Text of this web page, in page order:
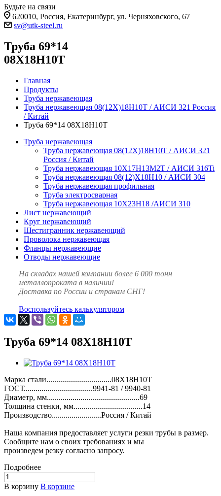
Будьте на связи
620010, Россия, Екатеринбург, ул. Черняховского, 67
sv@utk-steel.ru
Труба 69*14
08Х18Н10Т
Главная
Продукты
Труба нержавеющая
Труба нержавеющая 08(12Х)18Н10Т / АИСИ 321 Россия
/ Китай
Труба 69*14 08Х18Н10Т
Труба нержавеющая
Труба нержавеющая 08(12Х)18Н10Т / АИСИ 321
Россия / Китай
Труба нержавеющая 10Х17Н13М2Т / АИСИ 316Ti
Труба нержавеющая 08(12)Х18Н10 / АИСИ 304
Труба нержавеющая профильная
Труба электросварная
Труба нержавеющая 10Х23Н18 /АИСИ 310
Лист нержавеющий
Круг нержавеющий
Шестигранник нержавеющий
Проволока нержавеющая
Фланцы нержавеющие
Отводы нержавеющие
На складах нашей компании более 6 000 тонн
металлопроката в наличии!
Доставка по России и странам СНГ!
Воспользуйтесь калькулятором
Труба 69*14 08Х18Н10Т
Марка стали.................................08Х18Н10Т
ГОСТ...................................9941-81 / 9940-81
Диаметр, мм...............................................69
Толщина стенки, мм...................................14
Производство.........................Россия / Китай
Наша компания предоставляет услуги резки трубы в размер.
Сообщите нам о своих требованиях и мы
произведем резку согласно запросу.
Подробнее
В корзину В корзине